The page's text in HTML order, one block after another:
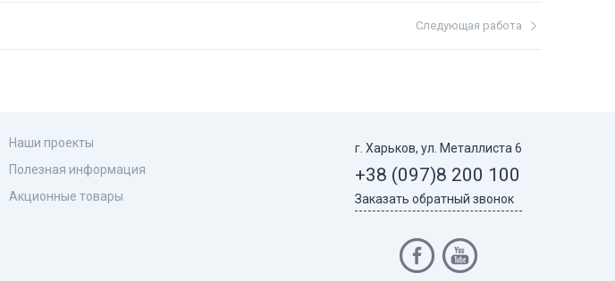
Следующая работа
Наши проекты
Полезная информация
Акционные товары
г. Харьков, ул. Металлиста 6
+38 (097)8 200 100
Заказать обратный звонок